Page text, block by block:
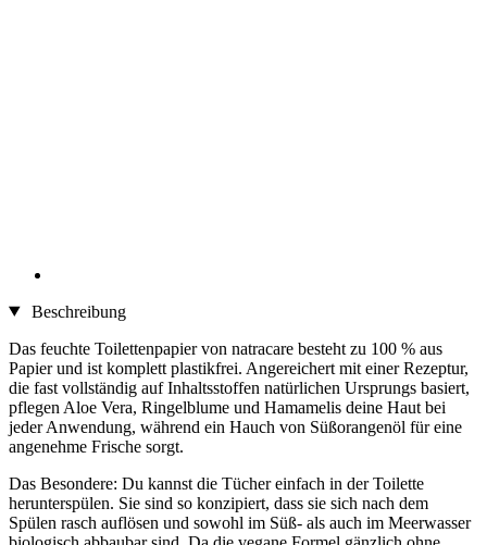
Beschreibung
Das feuchte Toilettenpapier von natracare besteht zu 100 % aus
Papier und ist komplett plastikfrei. Angereichert mit einer Rezeptur,
die fast vollständig auf Inhaltsstoffen natürlichen Ursprungs basiert,
pflegen Aloe Vera, Ringelblume und Hamamelis deine Haut bei
jeder Anwendung, während ein Hauch von Süßorangenöl für eine
angenehme Frische sorgt.
Das Besondere: Du kannst die Tücher einfach in der Toilette
herunterspülen. Sie sind so konzipiert, dass sie sich nach dem
Spülen rasch auflösen und sowohl im Süß- als auch im Meerwasser